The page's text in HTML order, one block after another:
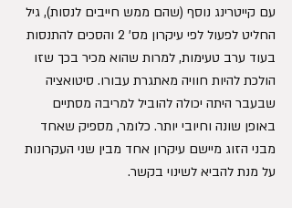
עם קייטרינג נוסף (שהם ממש חייבים לנסות), גיל
החליט לפעול לפי עיקרון מס' 2 והסכים להתנסות
בעוד ערב טעימות, למרות שהוא מכיר בכך שזו
הולכת להיות חוויה מאתגרת עבורו. סיטואציה
שבעבר היתה יכולה להוביל למריבה מסתיים
באופן שונה וחיובי יותר. כלומר, מספיק שאחד
מבני הזוג מיישם עיקרון אחד מבין שני העקרונות
על מנת להביא לשינוי בקשר.